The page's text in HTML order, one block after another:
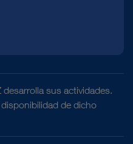
sus actividades.
de dicho